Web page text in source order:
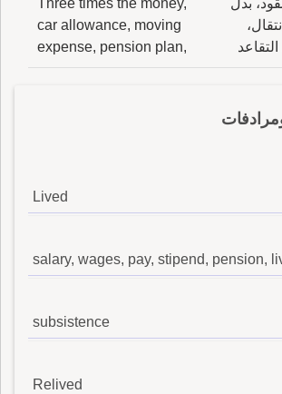
بدل
Three times the money,
car allowance, moving
expense, pension plan,
Lived
salary, wages, pay, stipend, pension,
subsistence
Relived